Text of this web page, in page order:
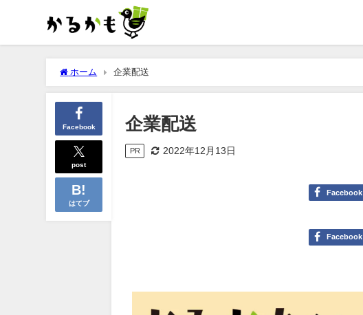
ホーム 企業配送
Facebook
post
はてブ
企業配送
PR 2022年12月13日
Facebook
Facebook